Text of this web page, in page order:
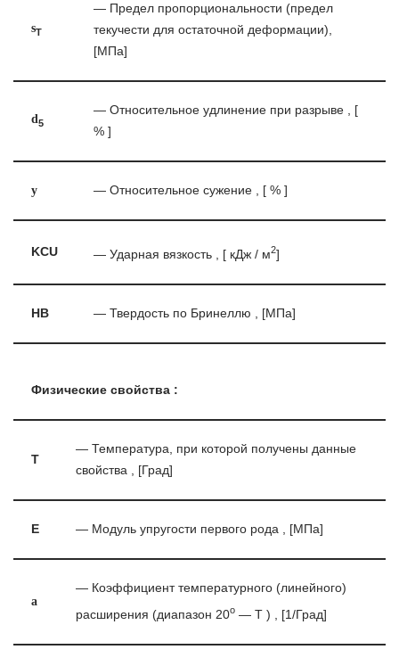
sT
— Предел пропорциональности (предел
текучести для остаточной деформации),
[МПа]
d5
— Относительное удлинение при разрыве , [
% ]
y — Относительное сужение , [ % ]
KCU — Ударная вязкость , [ кДж / м2]
HB — Твердость по Бринеллю , [МПа]
Физические свойства :
T
— Температура, при которой получены данные
свойства , [Град]
E — Модуль упругости первого рода , [МПа]
a
— Коэффициент температурного (линейного)
расширения (диапазон 20o — T ) , [1/Град]